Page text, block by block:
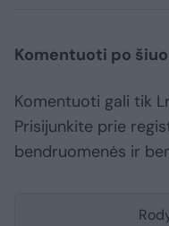
Komentuoti po
Komentuoti gali tik
Prisijunkite prie
bendruomenės ir